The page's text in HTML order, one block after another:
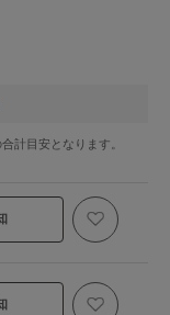
計目安となります。